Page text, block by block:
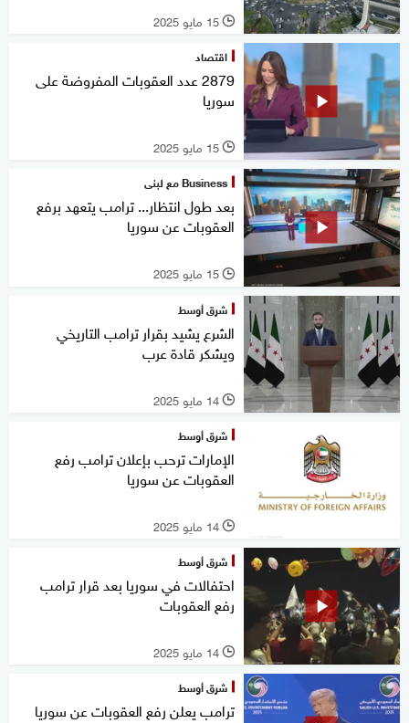
l 15 مايو 2025
اقتصاد
2879 عدد العقوبات المفروضة على
سوريا
l 15 مايو 2025
Business مع لبنى
بعد طول انتظار... ترامب يتعهد برفع
العقوبات عن سوريا
l 15 مايو 2025
شرق أوسط
الشرع يشيد بقرار ترامب التاريخي
ويشكر قادة عرب
l 14 مايو 2025
شرق أوسط
الإمارات ترحب بإعلان ترامب رفع
العقوبات عن سوريا
l 14 مايو 2025
شرق أوسط
احتفالات في سوريا بعد قرار ترامب
رفع العقوبات
l 14 مايو 2025
شرق أوسط
ترامب يعلن رفع العقوبات عن سوريا